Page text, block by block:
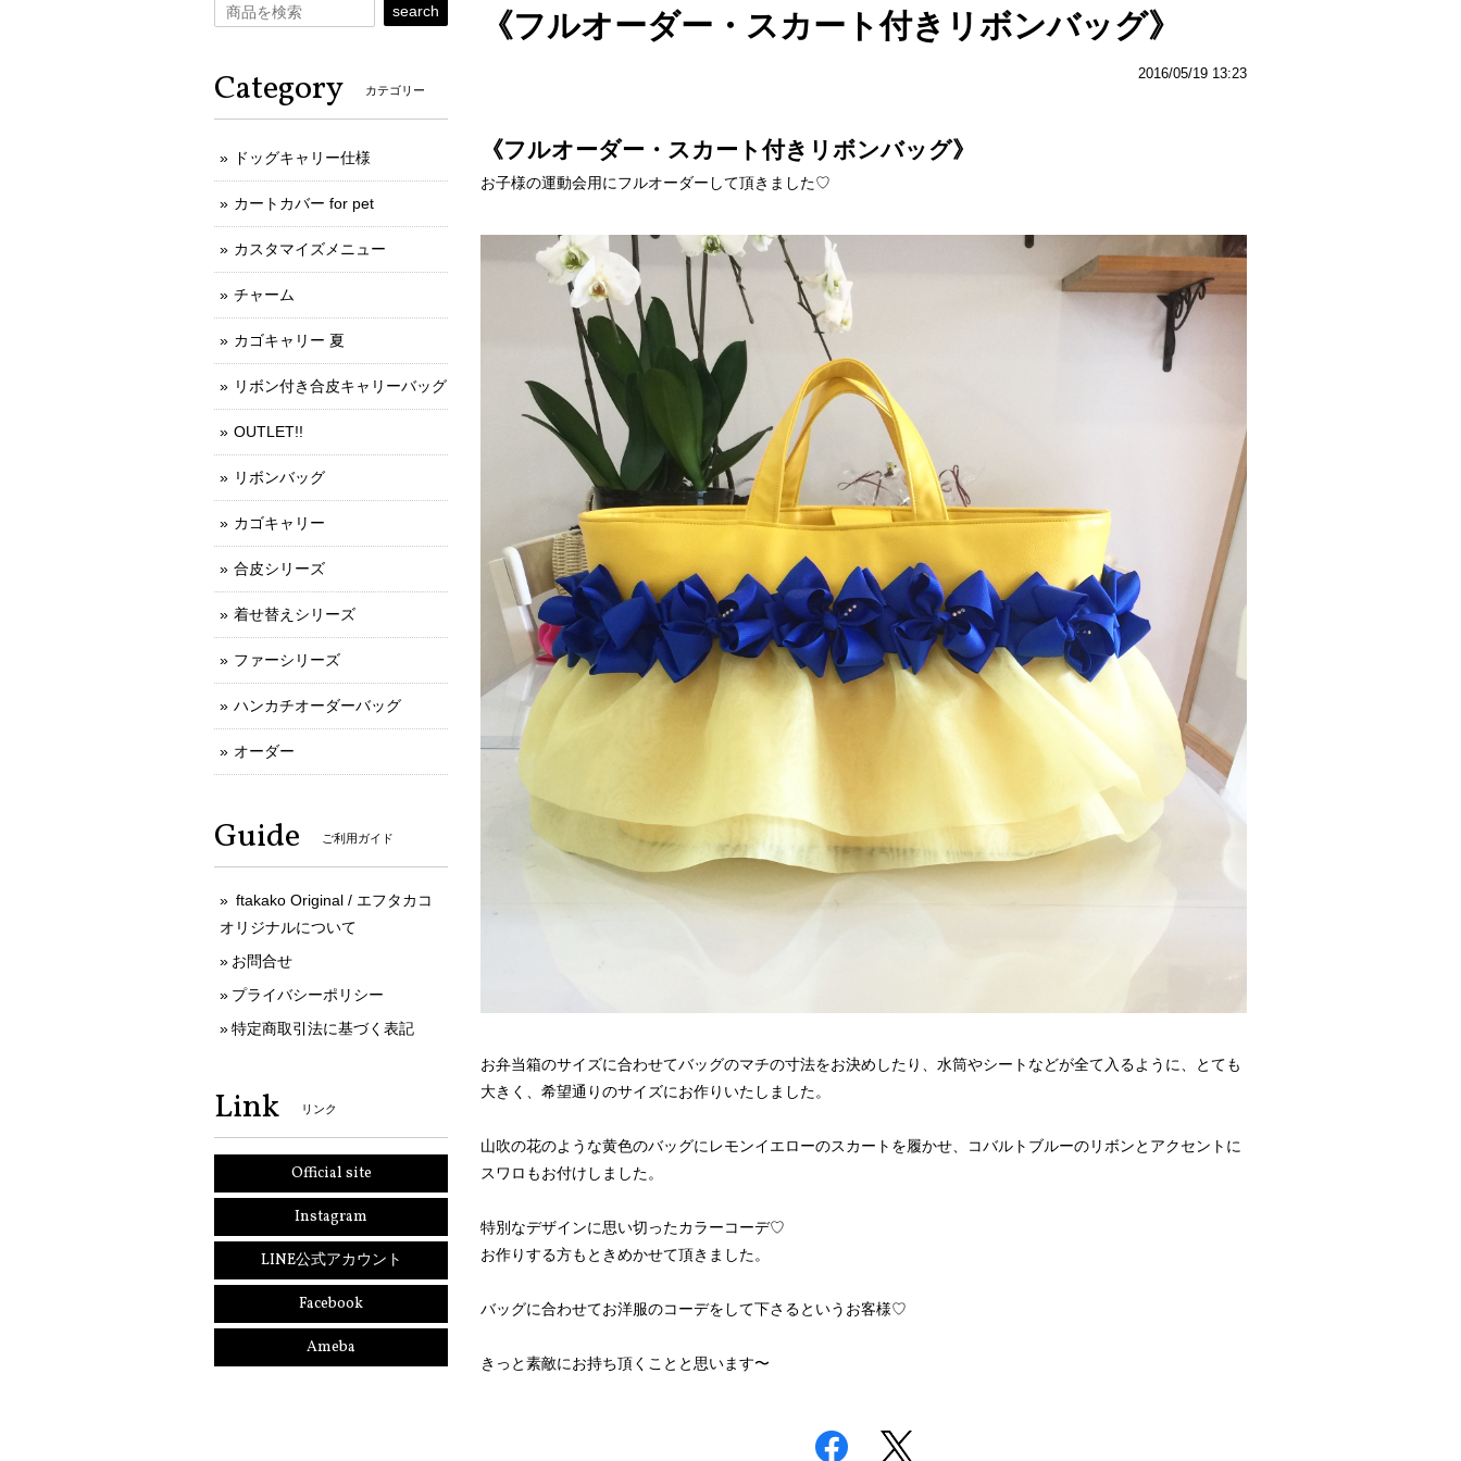
《フルオーダー・スカート付きリボンバッグ》
2016/05/19 13:23
《フルオーダー・スカート付きリボンバッグ》
お子様の運動会用にフルオーダーして頂きました♡
お弁当箱のサイズに合わせてバッグのマチの寸法をお決めしたり、水筒やシートなどが全て入るように、とても
大きく、希望通りのサイズにお作りいたしました。
山吹の花のような黄色のバッグにレモンイエローのスカートを履かせ、コバルトブルーのリボンとアクセントに
スワロもお付けしました。
特別なデザインに思い切ったカラーコーデ♡
お作りする方もときめかせて頂きました。
バッグに合わせてお洋服のコーデをして下さるというお客様♡
きっと素敵にお持ち頂くことと思います〜
search
Category カテゴリー
ドッグキャリー仕様
カートカバー for pet
カスタマイズメニュー
チャーム
カゴキャリー 夏
リボン付き合皮キャリーバッグ
OUTLET!!
リボンバッグ
カゴキャリー
合皮シリーズ
着せ替えシリーズ
ファーシリーズ
ハンカチオーダーバッグ
オーダー
Guide ご利用ガイド
ftakako Original / エフタカコ
オリジナルについて
お問合せ
プライバシーポリシー
特定商取引法に基づく表記
Link リンク
Official site
Instagram
LINE公式アカウント
Facebook
Ameba